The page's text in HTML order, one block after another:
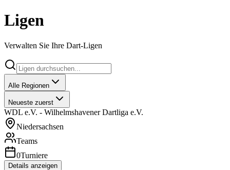
Ligen
Verwalten Sie Ihre Dart-Ligen
Alle Regionen
Neueste zuerst
WDL e.V. - Wilhelmshavener Dartliga e.V.
Niedersachsen
Teams
0Turniere
Details anzeigen